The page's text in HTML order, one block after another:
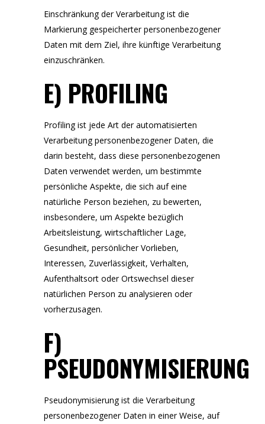
Einschränkung der Verarbeitung ist die
Markierung gespeicherter personenbezogener
Daten mit dem Ziel, ihre künftige Verarbeitung
einzuschränken.
E) PROFILING
Profiling ist jede Art der automatisierten
Verarbeitung personenbezogener Daten, die
darin besteht, dass diese personenbezogenen
Daten verwendet werden, um bestimmte
persönliche Aspekte, die sich auf eine
natürliche Person beziehen, zu bewerten,
insbesondere, um Aspekte bezüglich
Arbeitsleistung, wirtschaftlicher Lage,
Gesundheit, persönlicher Vorlieben,
Interessen, Zuverlässigkeit, Verhalten,
Aufenthaltsort oder Ortswechsel dieser
natürlichen Person zu analysieren oder
vorherzusagen.
F)
PSEUDONYMISIERUNG
Pseudonymisierung ist die Verarbeitung
personenbezogener Daten in einer Weise, auf